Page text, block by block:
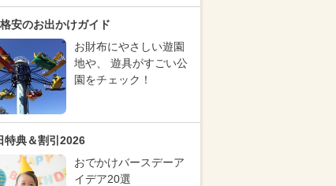
安のお出かけガイド
お財布にやさしい遊園
地や、 遊具がすごい公
園をチェック！
特典＆割引2026
おでかけバースデーア
イデア20選